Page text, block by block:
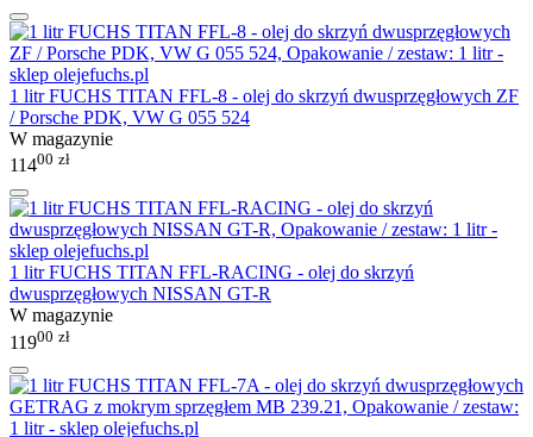
1 litr FUCHS TITAN FFL-8 - olej do skrzyń dwusprzęgłowych ZF
/ Porsche PDK, VW G 055 524
W magazynie
11400 zł
1 litr FUCHS TITAN FFL-RACING - olej do skrzyń
dwusprzęgłowych NISSAN GT-R
W magazynie
11900 zł